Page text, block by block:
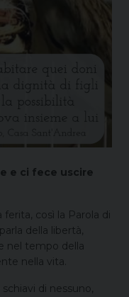
e ci fece uscire
così la Parola di
della libertà,
nel tempo della
nella vita.
di nessuno,